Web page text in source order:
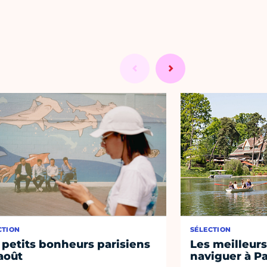
petits bonheurs parisiens
SÉLECTION
Les
naviguer à